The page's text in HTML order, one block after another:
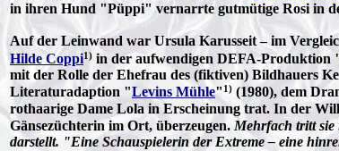
in ihren Hund "Püppi" vernarrte gutmütige Rosi in
Auf der Leinwand war Ursula Karusseit – im
Hilde Coppi1) in der aufwendigen DEFA-Produktion
mit der Rolle der Ehefrau des (fiktiven) Bildhauers
Literaturadaption "Levins Mühle" 1) (1980), dem
rothaarige Dame Lola in Erscheinung trat. In der
Gänsezüchterin im Ort, überzeugen.Mehrfach tritt
darstellt. "Eine Schauspielerin der Extreme – eine